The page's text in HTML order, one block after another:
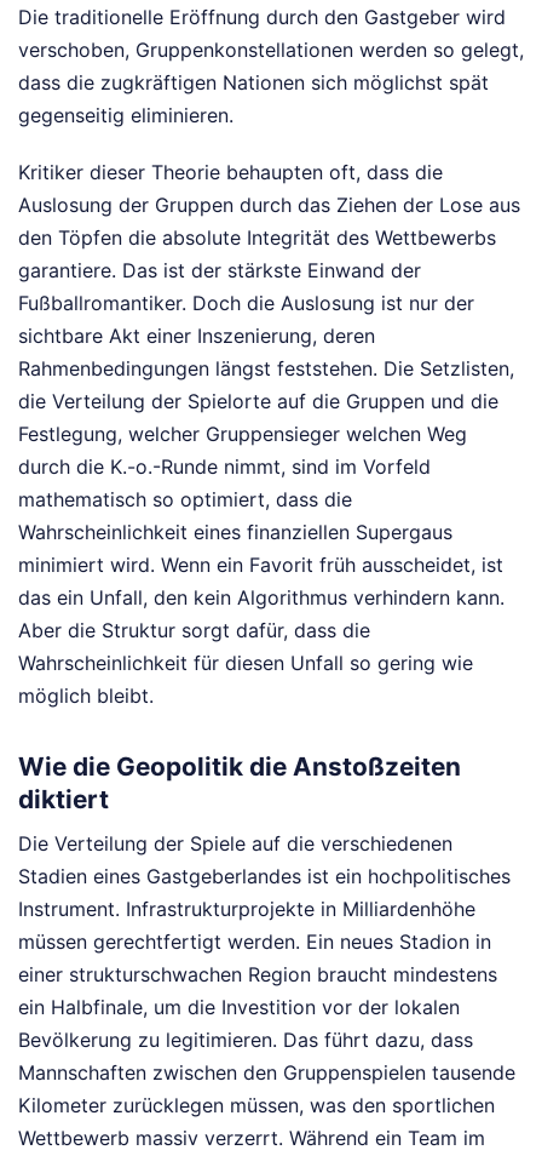
Die traditionelle Eröffnung durch den Gastgeber wird
verschoben, Gruppenkonstellationen werden so gelegt,
dass die zugkräftigen Nationen sich möglichst spät
gegenseitig eliminieren.
Kritiker dieser Theorie behaupten oft, dass die
Auslosung der Gruppen durch das Ziehen der Lose aus
den Töpfen die absolute Integrität des Wettbewerbs
garantiere. Das ist der stärkste Einwand der
Fußballromantiker. Doch die Auslosung ist nur der
sichtbare Akt einer Inszenierung, deren
Rahmenbedingungen längst feststehen. Die Setzlisten,
die Verteilung der Spielorte auf die Gruppen und die
Festlegung, welcher Gruppensieger welchen Weg
durch die K.-o.-Runde nimmt, sind im Vorfeld
mathematisch so optimiert, dass die
Wahrscheinlichkeit eines finanziellen Supergaus
minimiert wird. Wenn ein Favorit früh ausscheidet, ist
das ein Unfall, den kein Algorithmus verhindern kann.
Aber die Struktur sorgt dafür, dass die
Wahrscheinlichkeit für diesen Unfall so gering wie
möglich bleibt.
Wie die Geopolitik die Anstoßzeiten
diktiert
Die Verteilung der Spiele auf die verschiedenen
Stadien eines Gastgeberlandes ist ein hochpolitisches
Instrument. Infrastrukturprojekte in Milliardenhöhe
müssen gerechtfertigt werden. Ein neues Stadion in
einer strukturschwachen Region braucht mindestens
ein Halbfinale, um die Investition vor der lokalen
Bevölkerung zu legitimieren. Das führt dazu, dass
Mannschaften zwischen den Gruppenspielen tausende
Kilometer zurücklegen müssen, was den sportlichen
Wettbewerb massiv verzerrt. Während ein Team im